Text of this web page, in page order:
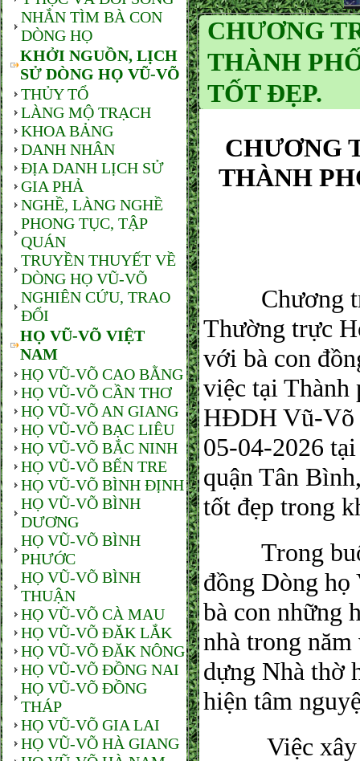
NHẮN TÌM BÀ CON
DÒNG HỌ
KHỞI NGUỒN, LỊCH
SỬ DÒNG HỌ VŨ-VÕ
THỦY TỔ
LÀNG MỘ TRẠCH
KHOA BẢNG
DANH NHÂN
ĐỊA DANH LỊCH SỬ
GIA PHẢ
NGHỀ, LÀNG NGHỀ
PHONG TỤC, TẬP
QUÁN
TRUYỀN THUYẾT VỀ
DÒNG HỌ VŨ-VÕ
NGHIÊN CỨU, TRAO
ĐỔI
HỌ VŨ-VÕ VIỆT
NAM
HỌ VŨ-VÕ CAO BẰNG
HỌ VŨ-VÕ CẦN THƠ
HỌ VŨ-VÕ AN GIANG
HỌ VŨ-VÕ BẠC LIÊU
HỌ VŨ-VÕ BẮC NINH
HỌ VŨ-VÕ BẾN TRE
HỌ VŨ-VÕ BÌNH ĐỊNH
HỌ VŨ-VÕ BÌNH
DƯƠNG
HỌ VŨ-VÕ BÌNH
PHƯỚC
HỌ VŨ-VÕ BÌNH
THUẬN
HỌ VŨ-VÕ CÀ MAU
HỌ VŨ-VÕ ĐĂK LẮK
HỌ VŨ-VÕ ĐĂK NÔNG
HỌ VŨ-VÕ ĐỒNG NAI
HỌ VŨ-VÕ ĐỒNG
THÁP
HỌ VŨ-VÕ GIA LAI
HỌ VŨ-VÕ HÀ GIANG
CHƯƠNG
THÀNH
TỐT ĐẸP.
CHƯƠNG
THÀNH
Chương
Thường trực
với bà con
việc tại
HĐDH Vũ-Võ
05-04-2026
quận Tân
tốt đẹp trong
Trong buổi
đồng Dòng
bà con những
nhà trong
dựng Nhà thờ
hiện tâm
Việc xây